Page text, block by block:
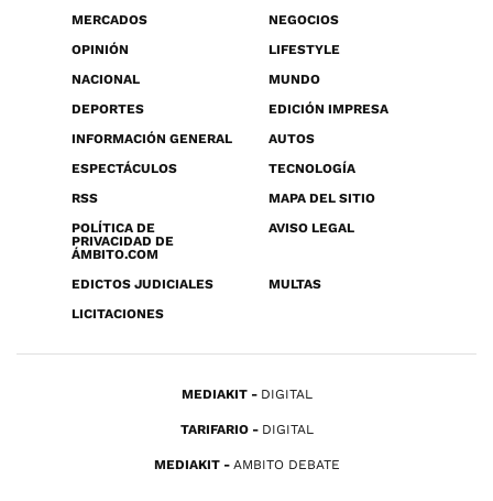
MERCADOS
NEGOCIOS
OPINIÓN
LIFESTYLE
NACIONAL
MUNDO
DEPORTES
EDICIÓN IMPRESA
INFORMACIÓN GENERAL
AUTOS
ESPECTÁCULOS
TECNOLOGÍA
RSS
MAPA DEL SITIO
POLÍTICA DE
PRIVACIDAD DE
ÁMBITO.COM
AVISO LEGAL
EDICTOS JUDICIALES
MULTAS
LICITACIONES
MEDIAKIT DIGITAL
TARIFARIO DIGITAL
MEDIAKIT AMBITO DEBATE